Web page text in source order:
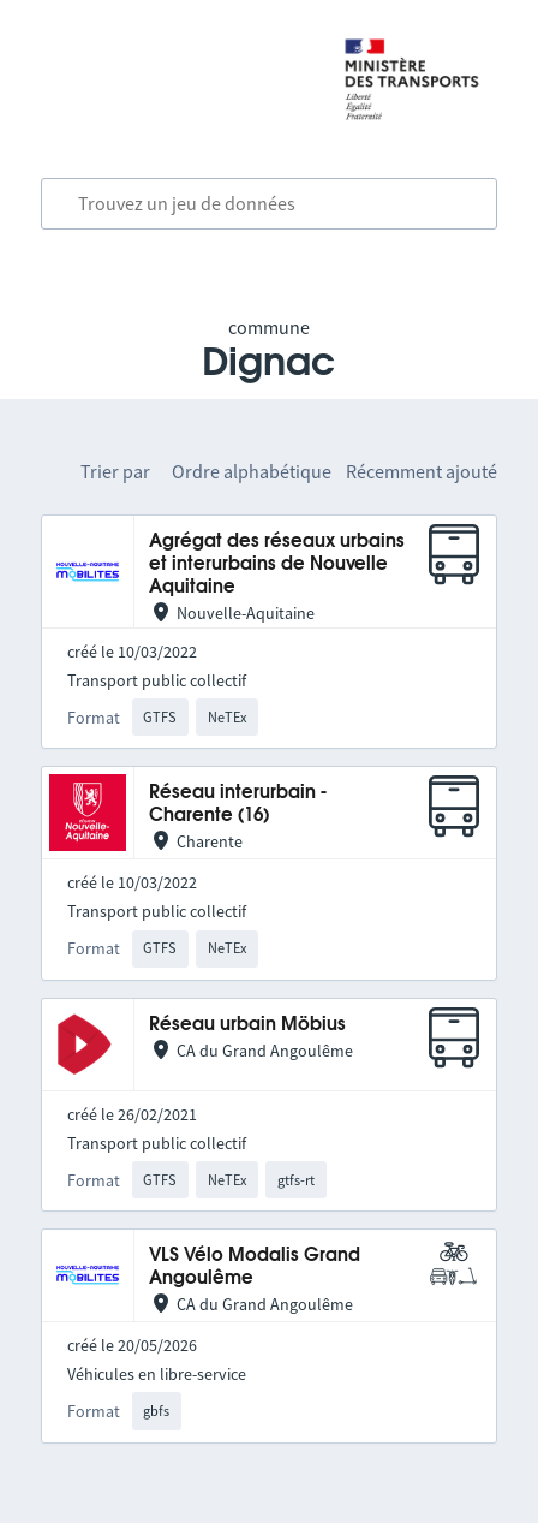
commune
Dignac
Trier par Ordre alphabétique Récemment ajouté
Agrégat des réseaux urbains
et interurbains de Nouvelle
Aquitaine
Nouvelle-Aquitaine
créé le 10/03/2022
Format GTFS NeTEx
Transport public collectif
Réseau interurbain -
Charente (16)
Charente
créé le 10/03/2022
Format GTFS NeTEx
Transport public collectif
Réseau urbain Möbius
CA du Grand Angoulême
créé le 26/02/2021
Format GTFS NeTEx gtfs-rt
Transport public collectif
VLS Vélo Modalis Grand
Angoulême
CA du Grand Angoulême
créé le 20/05/2026
Format gbfs
Véhicules en libre-service